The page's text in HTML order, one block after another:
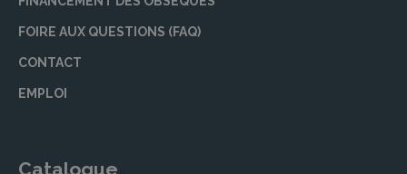
FOIRE AUX QUESTIONS (FAQ)
CONTACT
EMPLOI
Catalogue